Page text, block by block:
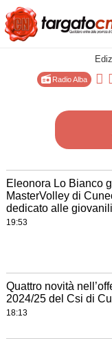
Radio Alba
Eleonora Lo Bianco
MasterVolley di
dedicato alle giovanili
19:53
Quattro novità
2024/25 del Csi di
18:13